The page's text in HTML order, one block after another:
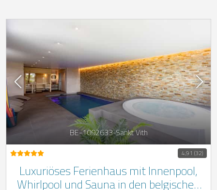
BE-1092633-Sankt Vith
4,91 (32)
Luxuriöses Ferienhaus mit Innenpool,
Whirlpool und Sauna in den belgischen